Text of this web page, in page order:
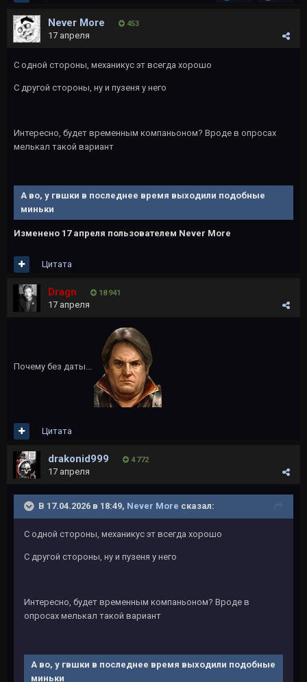
Never More 453
17 апреля
С одной стороны, механикус эт всегда хорошо
С другой стороны, ну и пузеня у него
Интересно, будет временным компаньоном? Вроде в опросах
мелькал такой вариант
А во, у гвшки в последнее время выходили подобные
миньки
Изменено 17 апреля пользователем Never More
Цитата
Dragn 18 941
17 апреля
Почему без даты...
Цитата
drakonid999 4 772
17 апреля
В 17.04.2026 в 18:49, Never More сказал:
С одной стороны, механикус эт всегда хорошо
С другой стороны, ну и пузеня у него
Интересно, будет временным компаньоном? Вроде в
опросах мелькал такой вариант
А во, у гвшки в последнее время выходили подобные
миньки